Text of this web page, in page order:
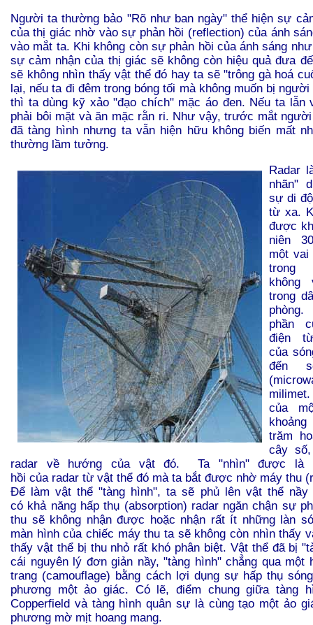
Người ta thường bảo "Rõ như ban ngày" thể hiện sự
của thị giác nhờ vào sự phản hồi (reflection) của ánh
vào mắt ta. Khi không còn sự phản hồi của ánh sáng
sự cảm nhận của thị giác sẽ không còn hiệu quả đưa
sẽ không nhìn thấy vật thể đó hay ta sẽ "trông gà hoá
lại, nếu ta đi đêm trong bóng tối mà không muốn bị
thì ta dùng kỹ xảo "đạo chích" mặc áo đen. Nếu ta lẫn
phải bôi mặt và ăn mặc rằn ri. Như vậy, trước mắt
đã tàng hình nhưng ta vẫn hiện hữu không biến mất
thường lầm tưởng.
Radar
nhãn"
sự di
từ xa.
được
niên
một vai
trong
không
trong
phần
điện
của
đến
của
trăm
cây
radar về hướng của vật đó. Ta "nhìn" được là
hồi của radar từ vật thể đó mà ta bắt được nhờ máy thu
Để làm vật thể "tàng hình", ta sẽ phủ lên vật thể
có khả năng hấp thụ (absorption) radar ngăn chận sự
thu sẽ không nhận được hoặc nhận rất ít những làn
màn hình của chiếc máy thu ta sẽ không còn nhìn thấy
thấy vật thể bị thu nhỏ rất khó phân biệt. Vật thể đã bị
cái nguyên lý đơn giản nầy, "tàng hình" chẳng qua một
trang (camouflage) bằng cách lợi dụng sự hấp thụ
phương một ảo giác. Có lẽ, điểm chung giữa tàng
Copperfield và tàng hình quân sự là cùng tạo một ảo
phương mờ mịt hoang mang.